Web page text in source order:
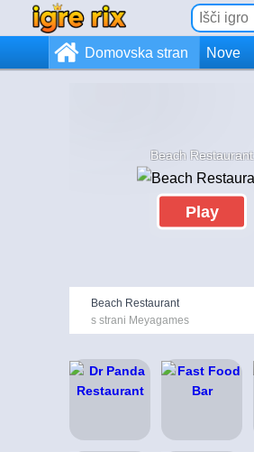
Domovska stran Nove
Beach Restaurant
Play
Beach Restaurant
s strani Meyagames